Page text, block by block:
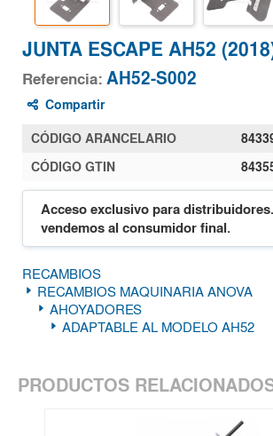
JUNTA ESCAPE AH52
Referencia: AH52-S002
Compartir
CÓDIGO ARANCELARIO
CÓDIGO GTIN
Acceso exclusivo para
vendemos al consumidor final.
RECAMBIOS
RECAMBIOS MAQUINARIA ANOVA
AHOYADORES
ADAPTABLE AL MODELO AH52
PRODUCTOS